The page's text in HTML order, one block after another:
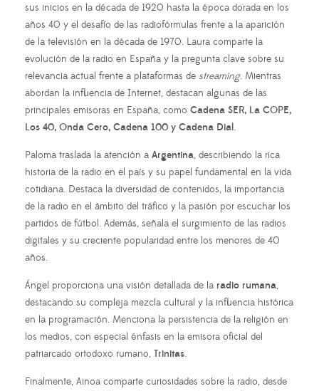
sus inicios en la década de 1920 hasta la época dorada en los
años 40 y el desafío de las radiofórmulas frente a la aparición
de la televisión en la década de 1970. Laura comparte la
evolución de la radio en España y la pregunta clave sobre su
relevancia actual frente a plataformas de streaming. Mientras
abordan la influencia de Internet, destacan algunas de las
principales emisoras en España, como Cadena SER, La COPE,
Los 40, Onda Cero, Cadena 100 y Cadena Dial.
Paloma traslada la atención a Argentina, describiendo la rica
historia de la radio en el país y su papel fundamental en la vida
cotidiana. Destaca la diversidad de contenidos, la importancia
de la radio en el ámbito del tráfico y la pasión por escuchar los
partidos de fútbol. Además, señala el surgimiento de las radios
digitales y su creciente popularidad entre los menores de 40
años.
Ángel proporciona una visión detallada de la radio rumana,
destacando su compleja mezcla cultural y la influencia histórica
en la programación. Menciona la persistencia de la religión en
los medios, con especial énfasis en la emisora oficial del
patriarcado ortodoxo rumano, Trinitas.
Finalmente, Ainoa comparte curiosidades sobre la radio, desde